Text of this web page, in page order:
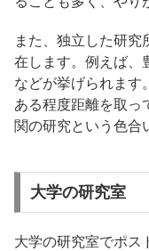
また、独立した研
在します。例えば、
などが挙げられます
ある程度距離を取っ
関の研究という色合
大学の研究室
大学の研究室でポス